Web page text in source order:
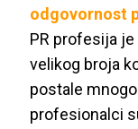
odgovornost
PR profesija
velikog broja
postale
profesionalci